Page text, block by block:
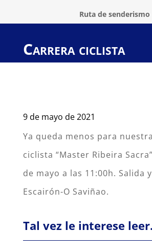
Ruta de senderismo
Carrera ciclista
9 de mayo de 2021
Ya queda menos para
ciclista “Master Ribeira
de mayo a las 11:00h. Salida
Escairón-O Saviñao.
Tal vez le interese